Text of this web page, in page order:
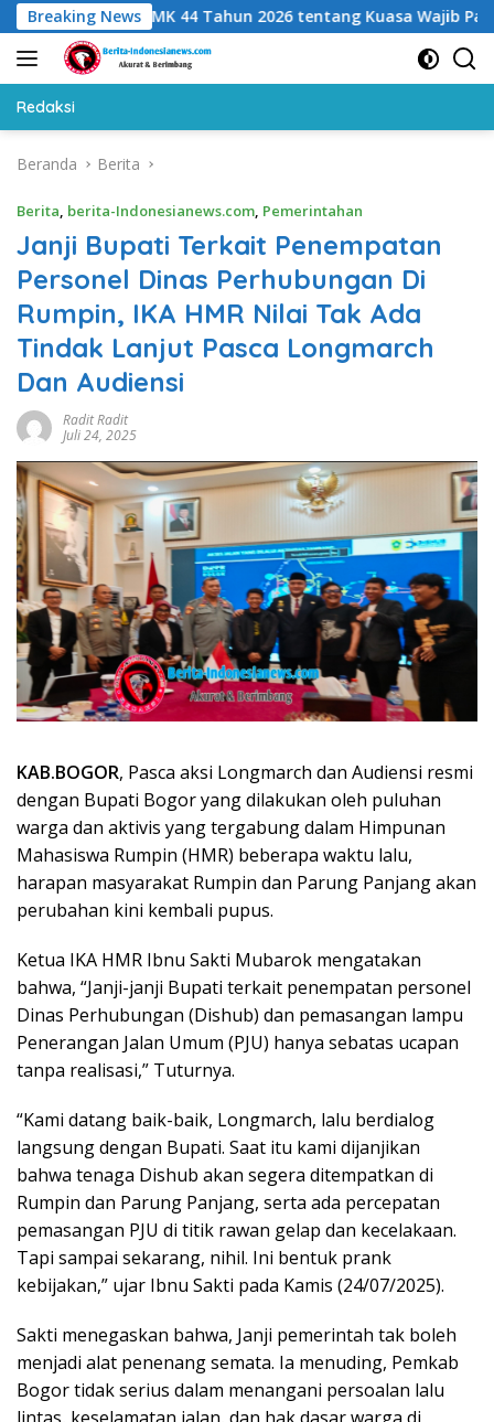
Langsung
ke
konten
Breaking News
PMK 44 Tahun 2026 tentang Kuasa Wajib Pajak
Redaksi
Beranda Berita
Berita, berita-Indonesianews.com, Pemerintahan
Janji Bupati Terkait Penempatan
Personel Dinas Perhubungan Di
Rumpin, IKA HMR Nilai Tak Ada
Tindak Lanjut Pasca Longmarch
Dan Audiensi
Radit Radit
Juli 24, 2025
KAB.BOGOR, Pasca aksi Longmarch dan Audiensi resmi
dengan Bupati Bogor yang dilakukan oleh puluhan
warga dan aktivis yang tergabung dalam Himpunan
Mahasiswa Rumpin (HMR) beberapa waktu lalu,
harapan masyarakat Rumpin dan Parung Panjang akan
perubahan kini kembali pupus.
Ketua IKA HMR Ibnu Sakti Mubarok mengatakan
bahwa, “Janji-janji Bupati terkait penempatan personel
Dinas Perhubungan (Dishub) dan pemasangan lampu
Penerangan Jalan Umum (PJU) hanya sebatas ucapan
tanpa realisasi,” Tuturnya.
“Kami datang baik-baik, Longmarch, lalu berdialog
langsung dengan Bupati. Saat itu kami dijanjikan
bahwa tenaga Dishub akan segera ditempatkan di
Rumpin dan Parung Panjang, serta ada percepatan
pemasangan PJU di titik rawan gelap dan kecelakaan.
Tapi sampai sekarang, nihil. Ini bentuk prank
kebijakan,” ujar Ibnu Sakti pada Kamis (24/07/2025).
Sakti menegaskan bahwa, Janji pemerintah tak boleh
menjadi alat penenang semata. Ia menuding, Pemkab
Bogor tidak serius dalam menangani persoalan lalu